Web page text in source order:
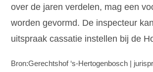
over de jaren verdelen, mag een
worden gevormd. De inspecteur
uitspraak cassatie instellen bij de
Bron:Gerechtshof ‘s-Hertogenbosch |